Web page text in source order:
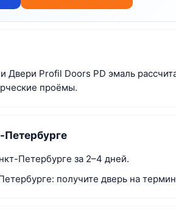
Двери Profil Doors PD эмаль
проёмы.
Петербурге
Петербурге за 2–4 дней.
получите дверь на